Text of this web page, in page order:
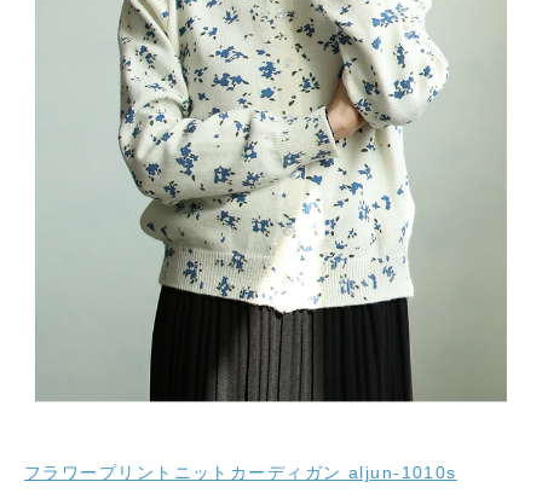
フラワープリントニットカーディガン aljun-1010s